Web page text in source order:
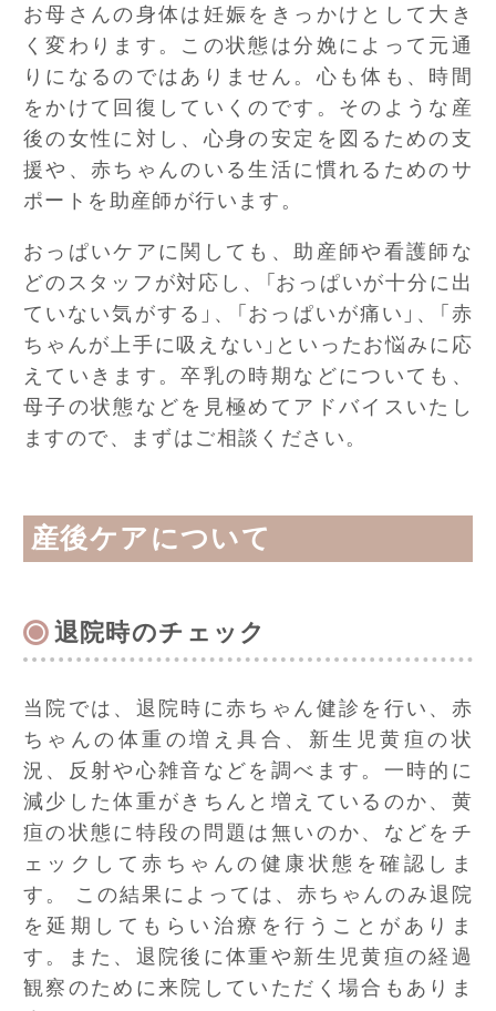
お母さんの身体は妊娠をきっかけとして大き
く変わります。この状態は分娩によって元通
りになるのではありません。心も体も、時間
をかけて回復していくのです。そのような産
後の女性に対し、心身の安定を図るための支
援や、赤ちゃんのいる生活に慣れるためのサ
ポートを助産師が行います。
おっぱいケアに関しても、助産師や看護師な
どのスタッフが対応し、「おっぱいが十分に出
ていない気がする」、「おっぱいが痛い」、「赤
ちゃんが上手に吸えない」といったお悩みに応
えていきます。卒乳の時期などについても、
母子の状態などを見極めてアドバイスいたし
ますので、まずはご相談ください。
産後ケアについて
退院時のチェック
当院では、退院時に赤ちゃん健診を行い、赤
ちゃんの体重の増え具合、新生児黄疸の状
況、反射や心雑音などを調べます。一時的に
減少した体重がきちんと増えているのか、黄
疸の状態に特段の問題は無いのか、などをチ
ェックして赤ちゃんの健康状態を確認しま
す。 この結果によっては、赤ちゃんのみ退院
を延期してもらい治療を行うことがありま
す。また、退院後に体重や新生児黄疸の経過
観察のために来院していただく場合もありま